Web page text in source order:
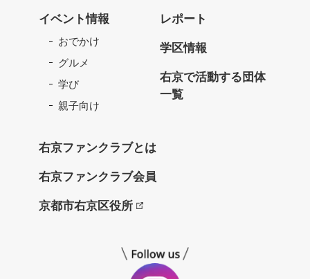
京
フ
と
イベント情報
おでかけ
グルメ
学び
親子向け
レポート
学区情報
右京で活動する団体
一覧
右京ファンクラブとは
右京ファンクラブ会員
京都市右京区役所